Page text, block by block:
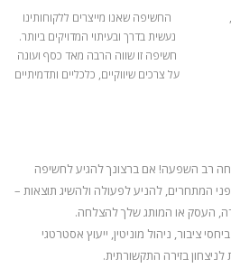
החשיפה שאנו מייצרים ללקוחותינו
נעשית בדרך ובעיתוי המדויקים ביותר.
חשיפה זו שווה הרבה מאד כסף ועונה
על צרכים שיווקיים, כלכליים ותדמיתיים
רב השפעה! אם ברצונך להגיע לחשיפה
המתחרים, להניעלפעולה ולהשיג תוצאות –
העסק או המותג שלך להצלחה.
ציבור, ניהול מוניטין, ייעוץ אסטרטגי
בזירה התקשורתית.